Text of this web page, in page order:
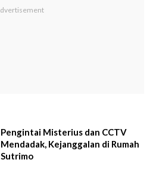
Pengintai Misterius dan CCTV
Mendadak, Kejanggalan di Rumah
Sutrimo